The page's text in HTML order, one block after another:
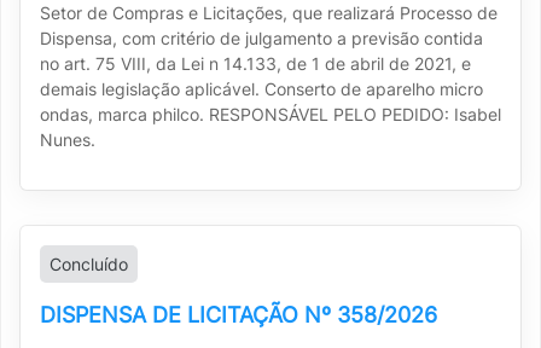
Setor de Compras e Licitações, que realizará Processo de
Dispensa, com critério de julgamento a previsão contida
no art. 75 VIII, da Lei n 14.133, de 1 de abril de 2021, e
demais legislação aplicável. Conserto de aparelho micro
ondas, marca philco. RESPONSÁVEL PELO PEDIDO: Isabel
Nunes.
Concluído
DISPENSA DE LICITAÇÃO Nº 358/2026